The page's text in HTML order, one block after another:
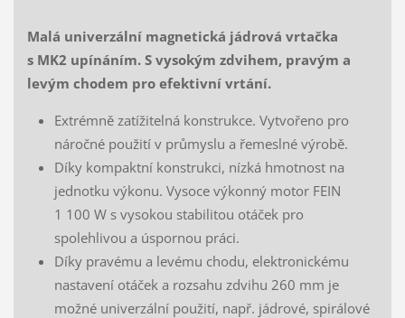
Malá univerzální magnetická jádrová vrtačka
s MK2 upínáním. S vysokým zdvihem, pravým a
levým chodem pro efektivní vrtání.
Extrémně zatížitelná konstrukce. Vytvořeno pro
náročné použití v průmyslu a řemeslné výrobě.
Díky kompaktní konstrukci, nízká hmotnost na
jednotku výkonu. Vysoce výkonný motor FEIN
1 100 W s vysokou stabilitou otáček pro
spolehlivou a úspornou práci.
Díky pravému a levému chodu, elektronickému
nastavení otáček a rozsahu zdvihu 260 mm je
možné univerzální použití, např. jádrové, spirálové